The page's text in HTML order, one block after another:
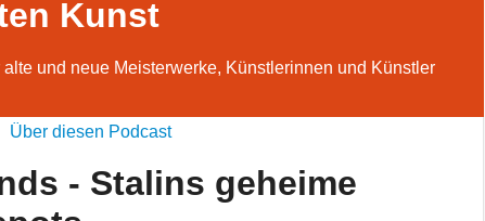
Kunst
alte und neue Meisterwerke, Künstlerinnen und Künstler
Über diesen Podcast
- Stalins geheime